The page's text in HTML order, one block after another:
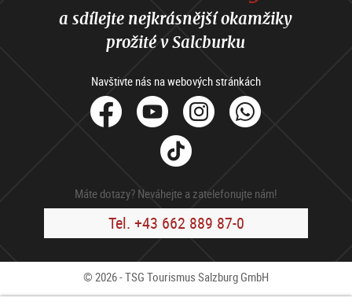
a sdílejte nejkrásnější okamžiky
prožité v Salcburku
Navštivte nás na webových stránkách
facebook
YoutubeInstagram
Tik
Tok
Máte dotazy? Neváhejte a zatelefonujte nám!
Tel. +43 662 889 87-0
© 2026 - TSG Tourismus Salzburg GmbH